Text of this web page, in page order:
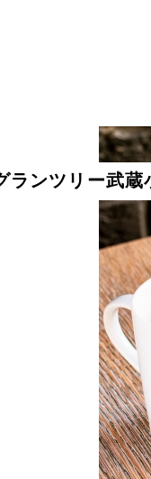
グランツリー武